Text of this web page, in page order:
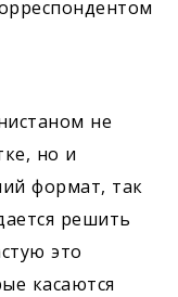
не
но и
формат, так
решить
это
касаются